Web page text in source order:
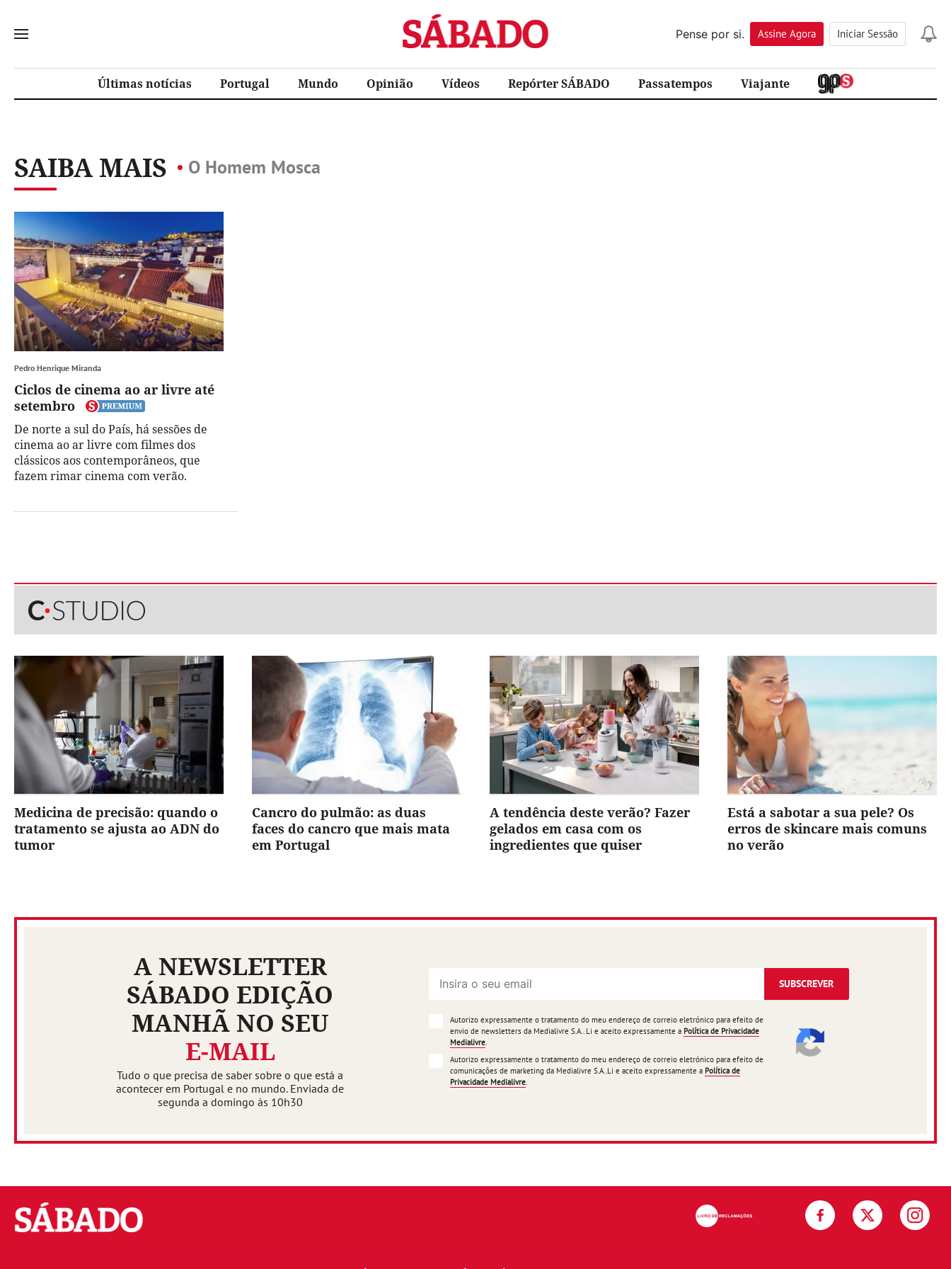
Sábado
Pense por si.
Assine Agora Iniciar Sessão
Últimas notícias Portugal Mundo Opinião Vídeos Repórter SÁBADO Passatempos Viajante
SAIBA MAIS O Homem Mosca
Pedro Henrique Miranda
Ciclos de cinema ao ar livre até
setembro
De norte a sul do País, há sessões de
cinema ao ar livre com filmes dos
clássicos aos contemporâneos, que
fazem rimar cinema com verão.
Medicina de precisão: quando o
tratamento se ajusta ao ADN do
tumor
Cancro do pulmão: as duas
faces do cancro que mais mata
em Portugal
A tendência deste verão? Fazer
gelados em casa com os
ingredientes que quiser
Está a sabotar a sua pele? Os
erros de skincare mais comuns
no verão
A NEWSLETTER
SÁBADO EDIÇÃO
MANHÃ NO SEU
E-MAIL
Tudo o que precisa de saber sobre o que está a
acontecer em Portugal e no mundo. Enviada de
segunda a domingo às 10h30
SUBSCREVER
Autorizo expressamente o tratamento do meu endereço de correio eletrónico para efeito de
envio de newsletters da Medialivre S.A.. Li e aceito expressamente a Política de Privacidade
Medialivre
Autorizo expressamente o tratamento do meu endereço de correio eletrónico para efeito de
comunicações de marketing da Medialivre S.A..Li e aceito expressamente a Política de
Privacidade Medialivre
Sábado